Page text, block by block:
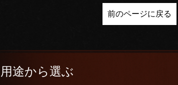
前のページに戻る
用途から選ぶ